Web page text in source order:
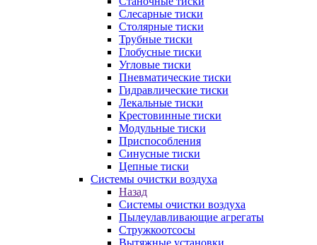
Слесарные тиски
Столярные тиски
Трубные тиски
Глобусные тиски
Угловые тиски
Пневматические тиски
Гидравлические тиски
Лекальные тиски
Крестовинные тиски
Модульные тиски
Приспособления
Синусные тиски
Цепные тиски
Системы очистки воздуха
Назад
Системы очистки воздуха
Пылеулавливающие агрегаты
Стружкоотсосы
Вытяжные установки